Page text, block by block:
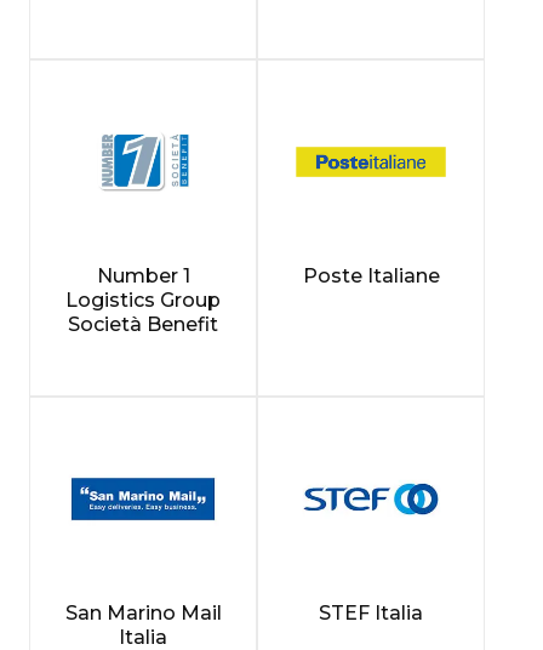
Number 1
Logistics Group
Società Benefit
Poste Italiane
San Marino Mail
Italia
STEF Italia